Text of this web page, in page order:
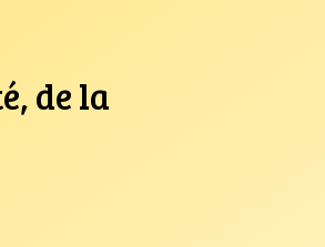
de la